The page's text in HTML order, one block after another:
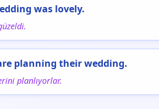
was lovely.
planning their wedding.
planlıyorlar.